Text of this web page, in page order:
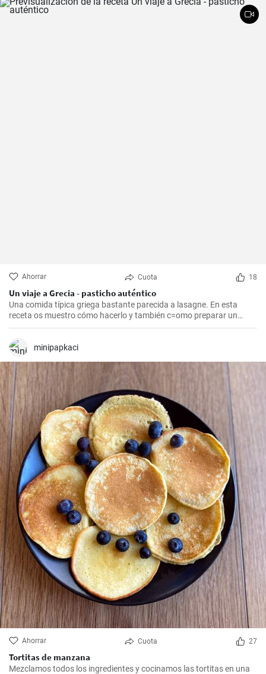
Ahorrar Cuota 18
Un viaje a Grecia - pasticho auténtico
Una comida típica griega bastante parecida a lasagne. En esta
receta os muestro cómo hacerlo y también c=omo preparar un
bechamel auténtico.
minipapkaci
Ahorrar Cuota 27
Tortitas de manzana
Mezclamos todos los ingredientes y cocinamos las tortitas en una